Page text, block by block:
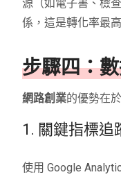
源（如電子書、檢
係，這是轉化率最
步驟四：
網路創業的優勢在
1. 關鍵指標追
使用 Google